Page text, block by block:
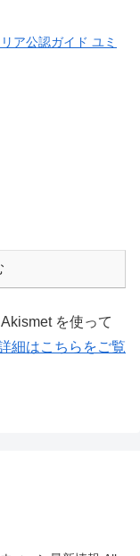
ア公認ガイド ユミ
を使って
細はこちらをご覧